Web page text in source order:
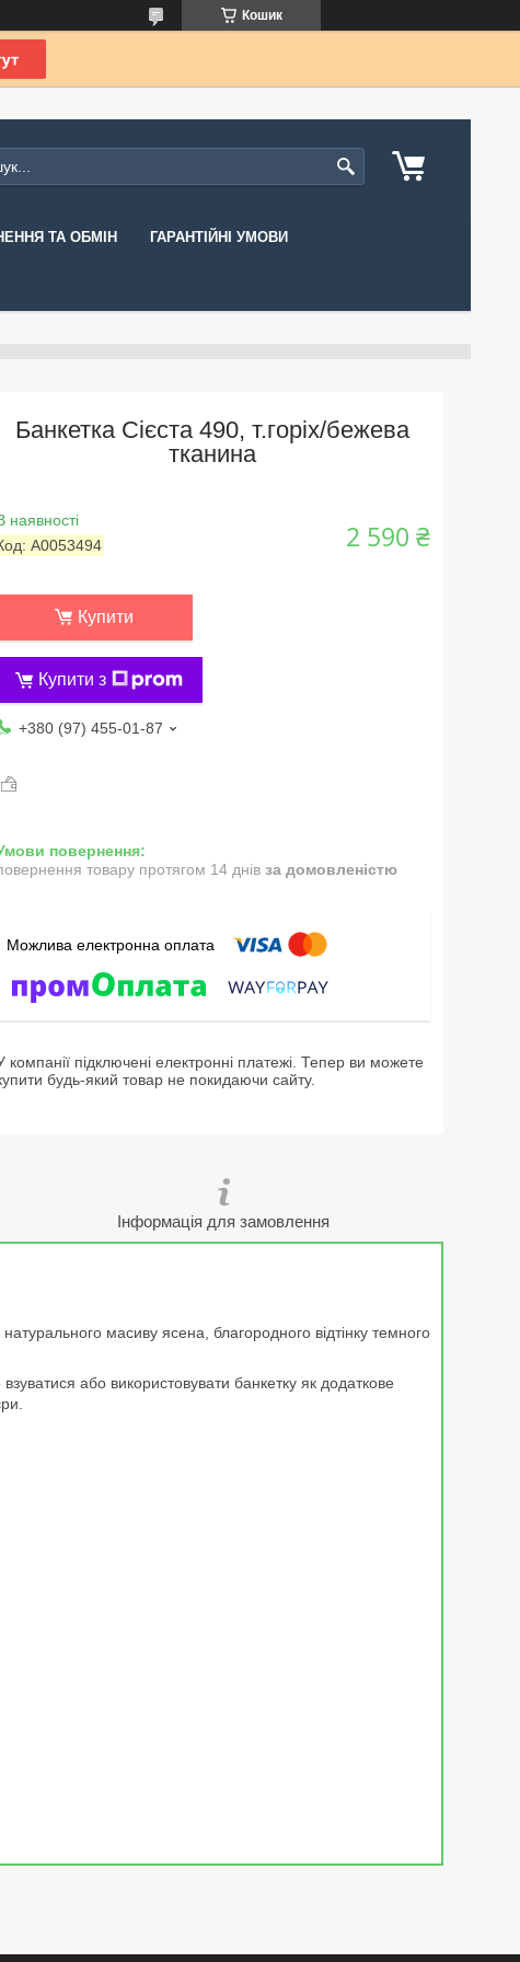
Кошик
ТА ОБМІН ГАРАНТІЙНІ УМОВИ
Банкетка Сієста 490, т.горіх/бежева
тканина
наявності
А0053494 2 590 ₴
Купити
Купити з
+380 (97) 455-01-87
товару протягом 14 днів за домовленістю
компанії підключені електронні платежі. Тепер ви можете
будь-який товар не покидаючи сайту.
Інформація для замовлення
масиву ясена, благородного відтінку темного
або використовувати банкетку як додаткове